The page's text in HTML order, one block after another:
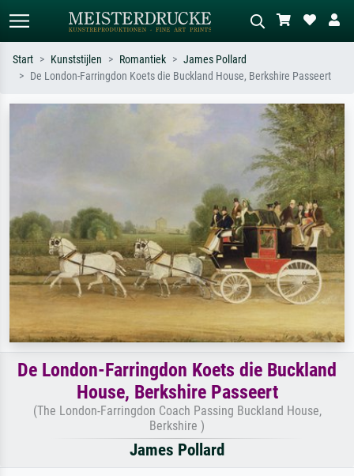
Beschrijf de scène – bijv. groene
weide, abstract met veel rood, donker
olieverfschilderij, staand naakt naast
een boom.
Start Kunststijlen Romantiek
James Pollard
De London-Farringdon Koets die Buckland House, Berkshire Passeert
De London-Farringdon Koets die Buckland
House, Berkshire Passeert
(The London-Farringdon Coach Passing Buckland House,
Berkshire )
James Pollard